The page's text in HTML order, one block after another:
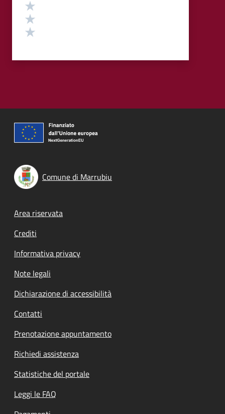
Comune di Marrubiu
Footer menu
Area riservata
Crediti
Informativa privacy
Note legali
Dichiarazione di accessibilità
Contatti
Prenotazione appuntamento
Richiedi assistenza
Statistiche del portale
Leggi le FAQ